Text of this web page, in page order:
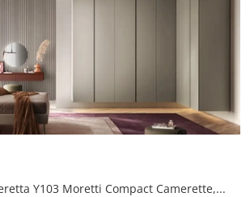
Con questa cameretta Y103 Moretti Compact Camerette, tra le soluzioni componibili, potrai progettare stanze design per ragazzi.